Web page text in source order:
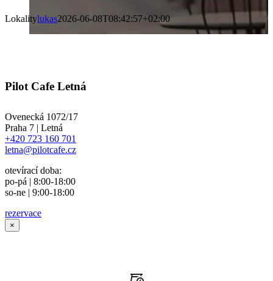
Lokalitylukas2026-06-08T08:42:57+02:00
Pilot Cafe Letná
Ovenecká 1072/17
Praha 7 | Letná
+420 723 160 701
letna@pilotcafe.cz
otevírací doba:
po-pá | 8:00-18:00
so-ne | 9:00-18:00
rezervace
×